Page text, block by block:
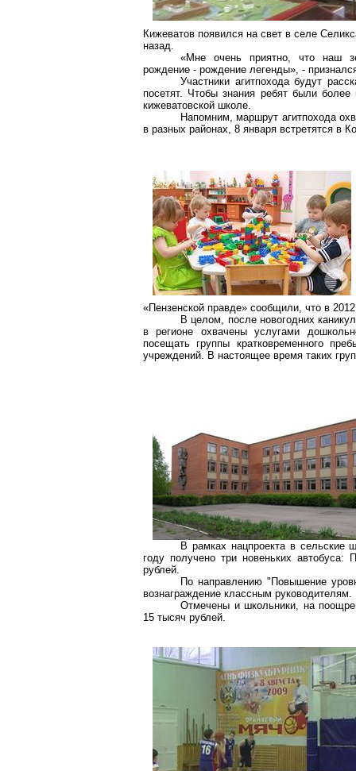
Кижеватов появился на свет в селе
назад.
«Мне очень приятно, что наш
рождение - рождение легенды», -
Участники агитпоходабудут
посетят. Чтобы знания ребят были
кижеватовской школе.
Напомним, маршрут агитпохода
в разных районах, 8 января встретятся в
«Пензенской правде» сообщили, что в
В целом, после новогодних
в регионе охвачены услугами
посещать группы кратковременного
учреждений. В настоящее время таких
В рамках нацпроекта в сельские
году получено три новеньких
рублей.
По направлению "Повышение
вознаграждение классным руководителям.
Отмечены и школьники, на
15 тысяч рублей.